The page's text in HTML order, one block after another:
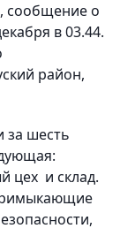
сообщение о
в 03.44.
район,
за шесть
цех ​ и склад.